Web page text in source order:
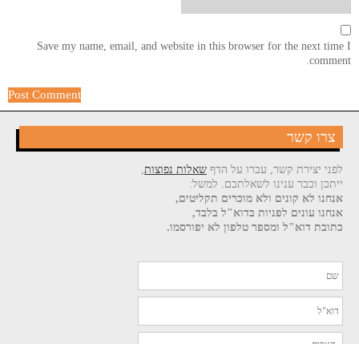
Save my name, email, and website in this browser for the next time I
comment.
צרו קשר
לפני יצירת קשר, עברו על הדף שאלות נפוצות,
ייתכן וכבר ענינו לשאלתכם. למשל:
אנחנו לא קונים ולא מוכרים תקליטים,
אנחנו עונים לפניות בדוא"ל בלבד,
כתובת דוא"ל ומספר טלפון לא יפורסמו.